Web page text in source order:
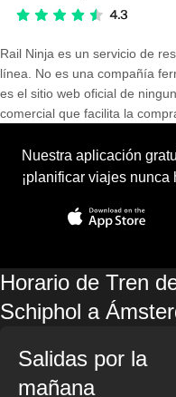
Rail Ninja es un servicio de
línea. No es una compañía
es el sitio web oficial de
comercial que facilita la
Nuestra aplicación
¡planificar viajes nunca
Horario de Tren
Schiphol a
Salidas por la
mañana